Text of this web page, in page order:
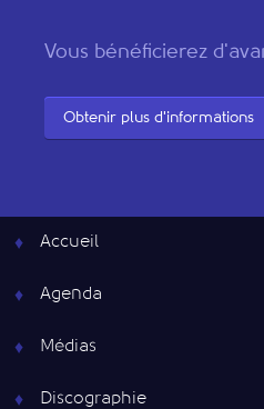
Vous bénéficierez
Obtenir plus d'informations
Accueil
Agenda
Médias
Discographie